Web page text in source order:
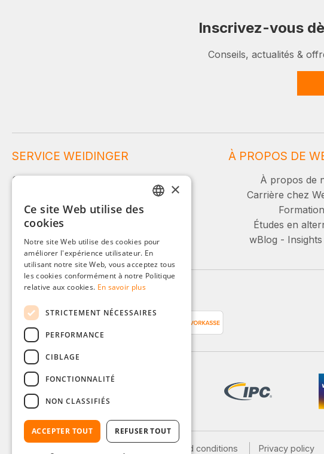
Inscrivez-vous
Conseils, actualités &
SERVICE WEIDINGER
Service et conseil :
+49 (0)8142 / 4289 - 300
Lu-Ve, 08:00 - 16:00
Ou via notre formulaire de contact.
À PROPOS DE
À propos de
Carrière chez
Formation
Études en
wBlog -
Moyens de paiement
General terms and conditions Privacy policy
ITALIAN
POLISH
×
Ce site Web utilise des
cookies
Notre site Web utilise des cookies pour
améliorer l'expérience utilisateur. En
utilisant notre site Web, vous acceptez tous
les cookies conformément à notre Politique
relative aux cookies. En savoir plus
STRICTEMENT NÉCESSAIRES
PERFORMANCE
CIBLAGE
FONCTIONNALITÉ
NON CLASSIFIÉS
ACCEPTER TOUT REFUSER TOUT